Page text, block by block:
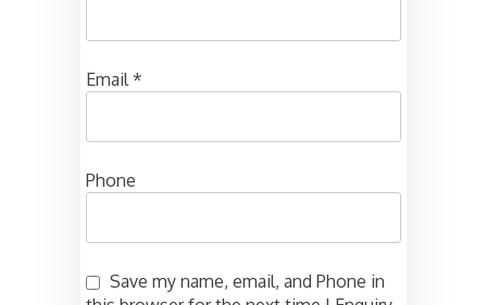
Email*
Phone
Save my name, email, and Phone in